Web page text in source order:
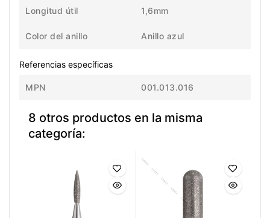
Longitud útil 1,6mm
Color del anillo Anillo azul
Referencias específicas
MPN 001.013.016
8 otros productos en la misma
categoría: